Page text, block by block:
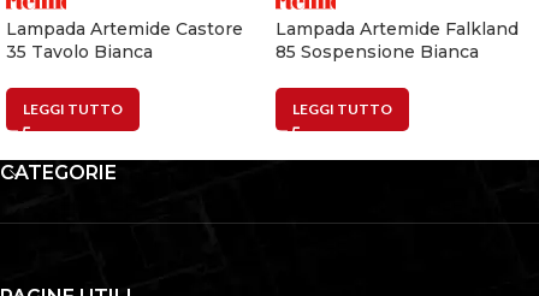
Lampada Artemide Castore
35 Tavolo Bianca
LEGGI TUTTO
Lampada Artemide Falkland
85 Sospensione Bianca
LEGGI TUTTO
CATEGORIE